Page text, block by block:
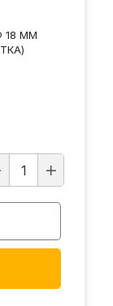
18 ММ